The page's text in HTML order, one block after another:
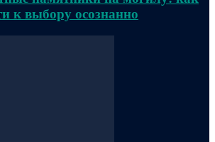
к выбору осознанно